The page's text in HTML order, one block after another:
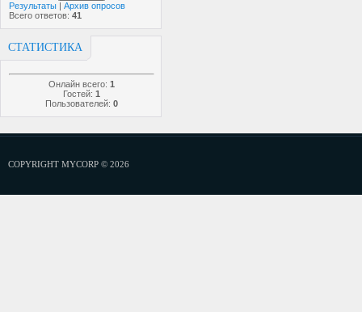
Результаты | Архив опросов
Всего ответов: 41
СТАТИСТИКА
Онлайн всего: 1
Гостей: 1
Пользователей: 0
COPYRIGHT MYCORP © 2026